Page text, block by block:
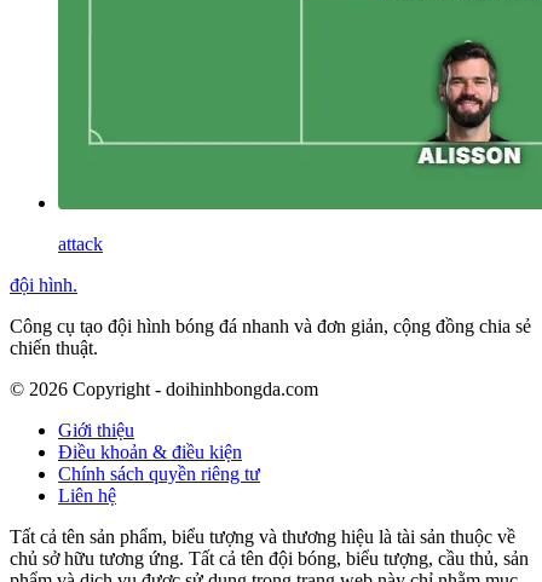
attack
đội hình.
Công cụ tạo đội hình bóng đá nhanh và đơn giản, cộng đồng chia sẻ
chiến thuật.
© 2026 Copyright - doihinhbongda.com
Giới thiệu
Điều khoản & điều kiện
Chính sách quyền riêng tư
Liên hệ
Tất cả tên sản phẩm, biểu tượng và thương hiệu là tài sản thuộc về
chủ sở hữu tương ứng. Tất cả tên đội bóng, biểu tượng, cầu thủ, sản